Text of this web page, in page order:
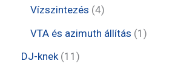
t
e
Vízszintezés 44
t
VTA és azimuth állítás 1 1
DJ-knek 11 1